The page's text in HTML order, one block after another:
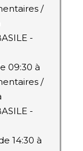
/
-
09:30 à
/
-
14:30 à